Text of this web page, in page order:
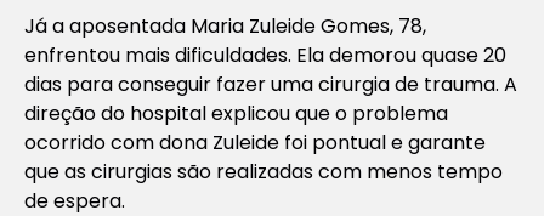
Já a aposentada Maria Zuleide Gomes, 78,
enfrentou mais dificuldades. Ela demorou quase 20
dias para conseguir fazer uma cirurgia de trauma. A
direção do hospital explicou que o problema
ocorrido com dona Zuleide foi pontual e garante
que as cirurgias são realizadas com menos tempo
de espera.